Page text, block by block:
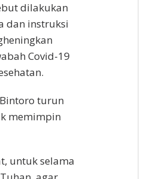
dilakukan
dan instruksi
Covid-19
turun
memimpin
untuk selama